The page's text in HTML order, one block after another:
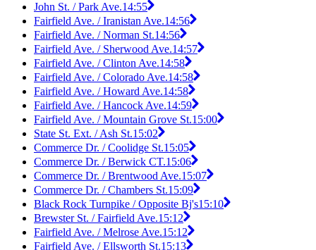
John St. / Park Ave.14:55
Fairfield Ave. / Iranistan Ave.14:56
Fairfield Ave. / Norman St.14:56
Fairfield Ave. / Sherwood Ave.14:57
Fairfield Ave. / Clinton Ave.14:58
Fairfield Ave. / Colorado Ave.14:58
Fairfield Ave. / Howard Ave.14:58
Fairfield Ave. / Hancock Ave.14:59
Fairfield Ave. / Mountain Grove St.15:00
State St. Ext. / Ash St.15:02
Commerce Dr. / Coolidge St.15:05
Commerce Dr. / Berwick CT.15:06
Commerce Dr. / Brentwood Ave.15:07
Commerce Dr. / Chambers St.15:09
Black Rock Turnpike / Opposite Bj's15:10
Brewster St. / Fairfield Ave.15:12
Fairfield Ave. / Melrose Ave.15:12
Fairfield Ave. / Ellsworth St.15:13